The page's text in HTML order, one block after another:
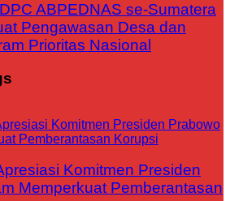
ABPEDNAS se-Sumatera
Pengawasan Desa dan
Prioritas Nasional
Komitmen Presiden
Memperkuat Pemberantasan